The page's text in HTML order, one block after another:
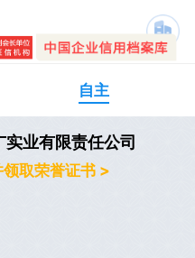
自主
实业有限责任公司
取荣誉证书 >